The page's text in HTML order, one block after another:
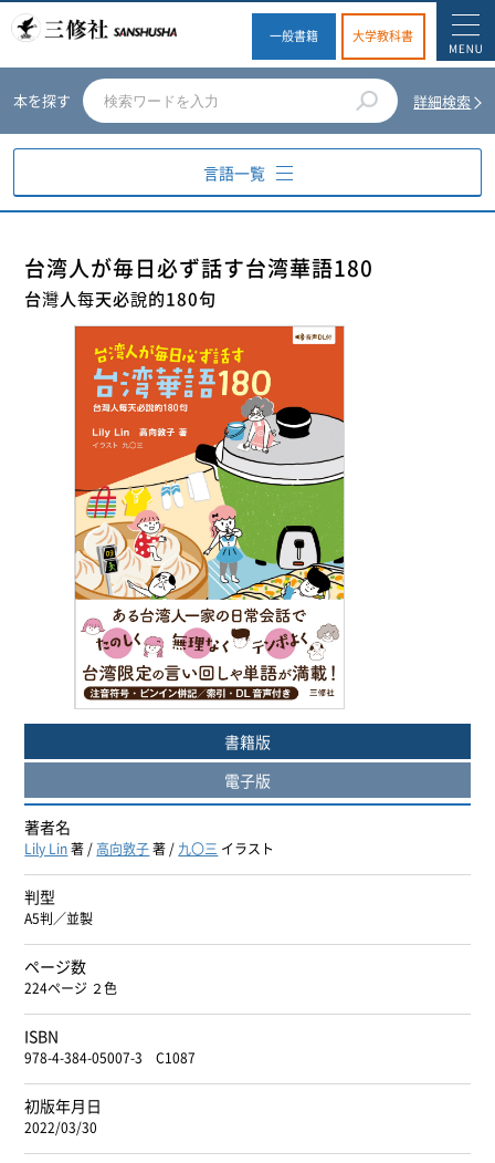
一般書籍 大学教科書
本を探す 詳細検索
言語一覧
ドイツ語
フランス語
スペイン語
ヨーロッパ諸語
韓国・朝鮮語
アジア諸語
閉じる
台湾人が毎日必ず話す台湾華語180
台灣人每天必說的180句
書籍版
電子版
著者名
Lily Lin著 /高向敦子著 / 九〇三 イラスト
判型
A5判／並製
ページ数
224ページ ２色
ISBN
978-4-384-05007-3 C1087
初版年月日
2022/03/30